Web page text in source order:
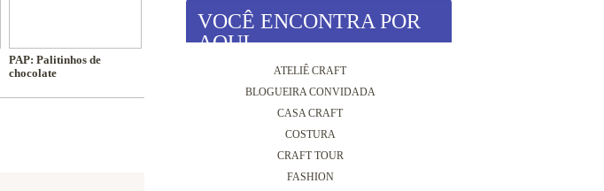
PAP: Palitinhos de
chocolate
VOCÊ ENCONTRA POR
AQUI
ATELIÊ CRAFT
BLOGUEIRA CONVIDADA
CASA CRAFT
COSTURA
CRAFT TOUR
FASHION